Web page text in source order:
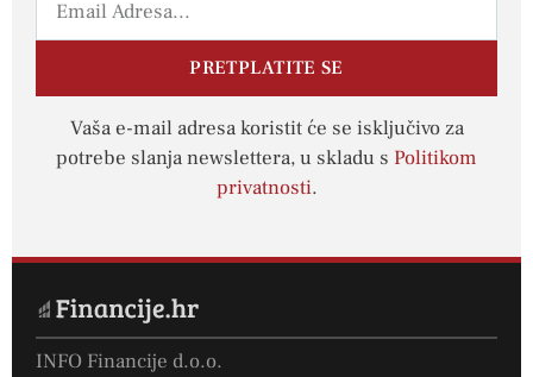
PRETPLATITE SE
Vaša e-mail adresa koristit će se isključivo za
potrebe slanja newslettera, u skladu s Politikom
privatnosti.
INFO Financije d.o.o.